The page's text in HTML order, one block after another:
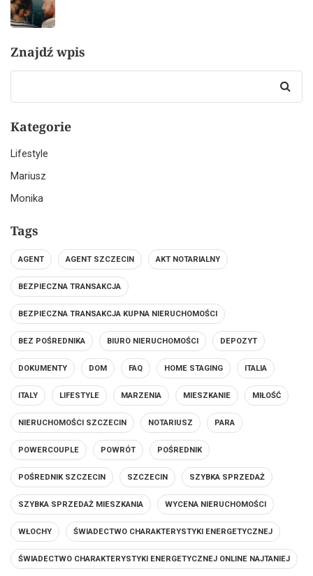
Znajdź wpis
Kategorie
Lifestyle
Mariusz
Monika
Tags
AGENT AGENT SZCZECIN AKT NOTARIALNY
BEZPIECZNA TRANSAKCJA
BEZPIECZNA TRANSAKCJA KUPNA NIERUCHOMOŚCI
BEZ POŚREDNIKA BIURO NIERUCHOMOŚCI DEPOZYT
DOKUMENTY DOM FAQ HOME STAGING ITALIA
ITALY LIFESTYLE MARZENIA MIESZKANIE MIŁOŚĆ
NIERUCHOMOŚCI SZCZECIN NOTARIUSZ PARA
POWERCOUPLE POWRÓT POŚREDNIK
POŚREDNIK SZCZECIN SZCZECIN SZYBKA SPRZEDAŻ
SZYBKA SPRZEDAŻ MIESZKANIA WYCENA NIERUCHOMOŚCI
WŁOCHY ŚWIADECTWO CHARAKTERYSTYKI ENERGETYCZNEJ
ŚWIADECTWO CHARAKTERYSTYKI ENERGETYCZNEJ ONLINE NAJTANIEJ